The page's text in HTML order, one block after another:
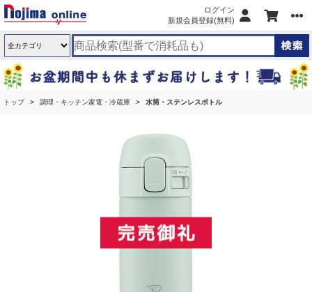
ログイン
新規会員登録(無料)
トップ 調理・キッチン家電・冷蔵庫 水筒・ステンレスボトル